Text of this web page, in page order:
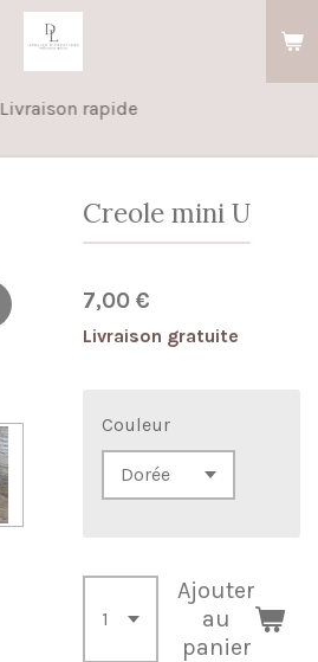
Livraison rapide
Creole mini U
7,00 €
Livraison gratuite
Couleur
Ajouter
au
panier